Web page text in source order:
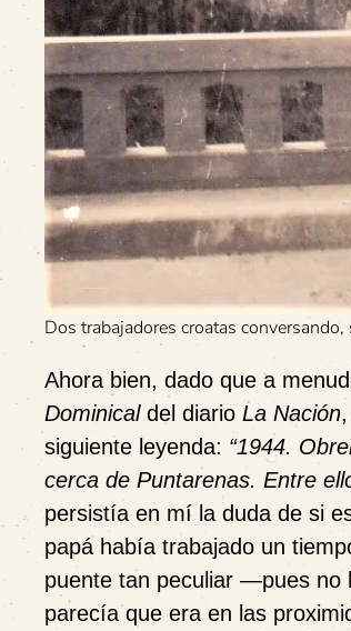
Dos trabajadores croatas
Ahora bien, dado que a
Dominicaldel diario La Nación
siguiente leyenda: “1944.
cerca de Puntarenas. Entre
persistía en mí la duda de si
papá había trabajado un
puente tan peculiar —pues no
parecía que era en las